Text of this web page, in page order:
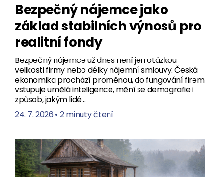
Bezpečný nájemce jako
základ stabilních výnosů pro
realitní fondy
Bezpečný nájemce už dnes není jen otázkou
velikosti firmy nebo délky nájemní smlouvy. Česká
ekonomika prochází proměnou, do fungování firem
vstupuje umělá inteligence, mění se demografie i
způsob, jakým lidé…
24. 7. 2026 • 2 minuty čtení